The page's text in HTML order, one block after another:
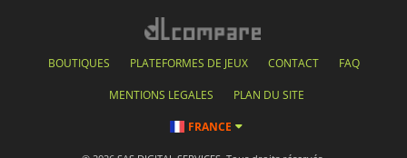
BOUTIQUES PLATEFORMES DE JEUX CONTACT FAQ
MENTIONS LEGALES PLAN DU SITE
FRANCE